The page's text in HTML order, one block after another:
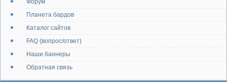
Форум
Планета бардов
Каталог сайтов
FAQ (вопрос/ответ)
Наши баннеры
Обратная связь